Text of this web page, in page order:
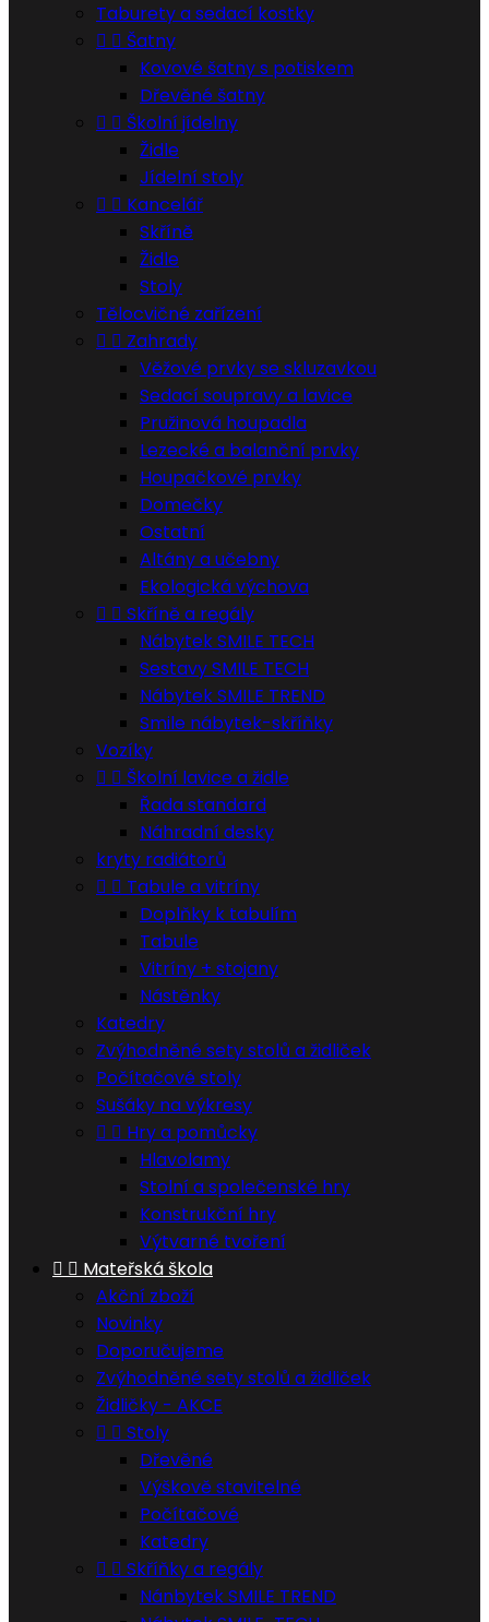
Taburety a sedací kostky
  Šatny
Kovové šatny s potiskem
Dřevěné šatny
  Školní jídelny
Židle
Jídelní stoly
  Kancelář
Skříně
Židle
Stoly
Tělocvičné zařízení
  Zahrady
Věžové prvky se skluzavkou
Sedací soupravy a lavice
Pružinová houpadla
Lezecké a balanční prvky
Houpačkové prvky
Domečky
Ostatní
Altány a učebny
Ekologická výchova
  Skříně a regály
Nábytek SMILE TECH
Sestavy SMILE TECH
Nábytek SMILE TREND
Smile nábytek-skříňky
Vozíky
  Školní lavice a židle
Řada standard
Náhradní desky
kryty radiátorů
  Tabule a vitríny
Doplňky k tabulím
Tabule
Vitríny + stojany
Nástěnky
Katedry
Zvýhodněné sety stolů a židliček
Počítačové stoly
Sušáky na výkresy
  Hry a pomůcky
Hlavolamy
Stolní a společenské hry
Konstrukční hry
Výtvarné tvoření
  Mateřská škola
Akční zboží
Novinky
Doporučujeme
Zvýhodněné sety stolů a židliček
Židličky - AKCE
  Stoly
Dřevěné
Výškově stavitelné
Počítačové
Katedry
  Skříňky a regály
Nánbytek SMILE TREND